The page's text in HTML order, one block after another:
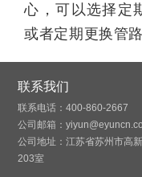
心，可以选择定
或者定期更换管
联系我们
联系电话：400-860-2667
公司邮箱：
公司地址：江苏省苏州市高
203室